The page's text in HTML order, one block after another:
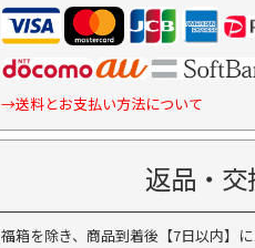
→送料とお支払い方法について
返品・
福箱を除き、商品到着後【7日以内】